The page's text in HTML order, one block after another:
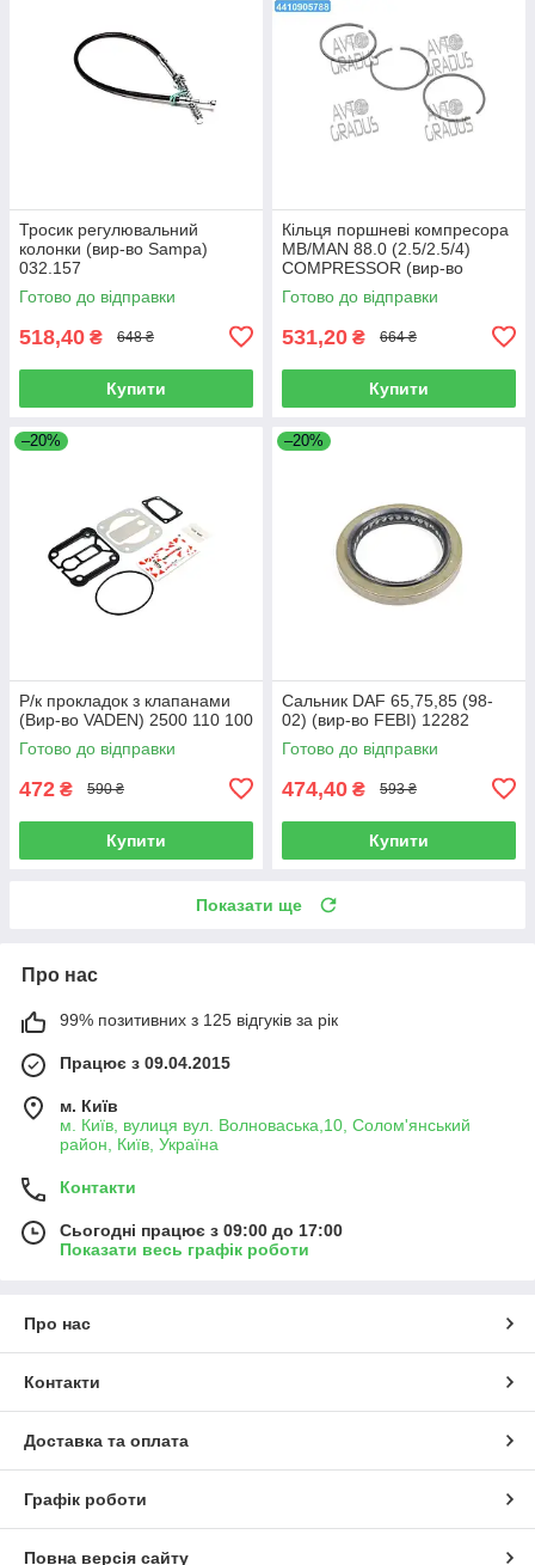
Тросик регулювальний
колонки (вир-во Sampa)
032.157
Готово до відправки
518,40 ₴ 648 ₴
Купити
Кільця поршневі компресора
MB/MAN 88.0 (2.5/2.5/4)
COMPRESSOR (вир-во
Goetze) 08-742600-00
Готово до відправки
531,20 ₴ 664 ₴
Купити
–20%
Р/к прокладок з клапанами
(Вир-во VADEN) 2500 110 100
Готово до відправки
472 ₴ 590 ₴
Купити
–20%
Сальник DAF 65,75,85 (98-
02) (вир-во FEBI) 12282
Готово до відправки
474,40 ₴ 593 ₴
Купити
Показати ще
Про нас
99% позитивних з 125 відгуків за рік
Працює з 09.04.2015
м. Київ
м. Київ, вулиця вул. Волноваська,10, Солом'янський
район, Київ, Україна
Контакти
Сьогодні працює з 09:00 до 17:00
Показати весь графік роботи
Про нас
Контакти
Доставка та оплата
Графік роботи
Повна версія сайту